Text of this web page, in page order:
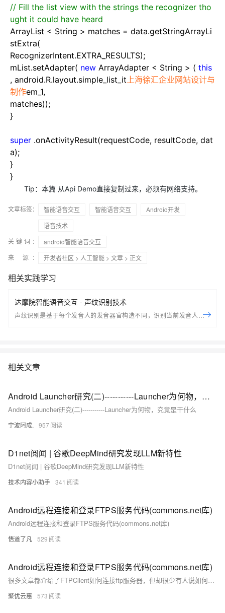
// Fill the list view with the strings the recognizer tho
ught it could have heard
ArrayList < String > matches = data.getStringArrayLi
stExtra(
RecognizerIntent.EXTRA_RESULTS);
mList.setAdapter( new ArrayAdapter < String > ( this
, android.R.layout.simple_list_it上海徐汇企业网站设计与
制作em_1,
matches));
}
super .onActivityResult(requestCode, resultCode, dat
a);
}
}
Tip：本篇 从Api Demo直接复制过来，必须有网络支持。
文章标签： 智能语音交互 智能语音交互
Android开发
语音技术
关键词：
android智能语音交互
来 源：
开发者社区 > 人工智能 > 文章 > 正文
相关实践学习
达摩院智能语音交互 - 声纹识别技术
声纹识别是基于每个发音人的发音器官构造不同，识别当前发音人的身
较高，适合当前应用模式） 文本无关：对使用者发音内容和语言没有要
术、系统架构及应用案例等。 讲师介绍： 郑斯奇，达摩院算法专家，毕业
于美国哈佛大学，研究方向包括声纹识别、性别、年龄、语种识别等。致
力于推动端侧声纹与个性化技术的研究和大规模应用。
相关文章
Android Launcher研究(二)-----------Launcher为何物，究竟是干什么
Android Launcher研究(二)-----------Launcher为何物，究竟是干什么
宁波阿成. 957
D1net阅闻 | 谷歌DeepMind研究发现LLM新特性
D1net阅闻 | 谷歌DeepMind研究发现LLM新特性
技术内容小助手 341
Android远程连接和登录FTPS服务代码(commons.net库)
Android远程连接和登录FTPS服务代码(commons.net库)
悟道了凡 529
Android远程连接和登录FTPS服务代码(commons.net库)
很多文章都介绍了FTPClient如何连接ftp服务器，但却很少有人说如何连接一台开了SSL认证的ftp服务器，现在代码来了。
聚优云惠 573